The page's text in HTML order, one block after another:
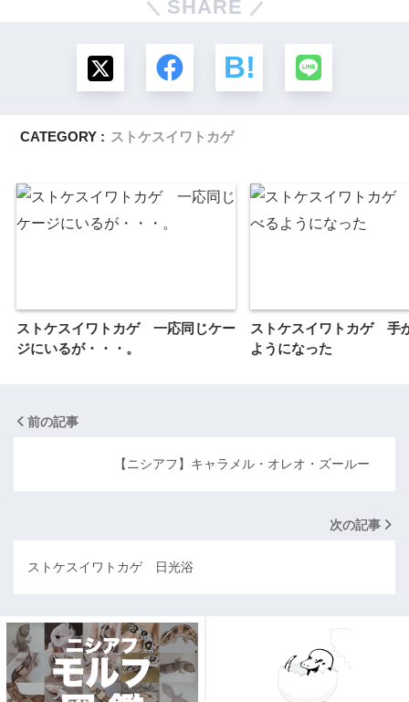
SHARE
CATEGORY : ストケスイワトカゲ
ストケスイワトカゲ 一応同じケー
ジにいるが・・・。
ストケスイワトカゲ 手
ようになった
前の記事
【ニシアフ】キャラメル・オレオ・ズールー
次の記事
ストケスイワトカゲ 日光浴